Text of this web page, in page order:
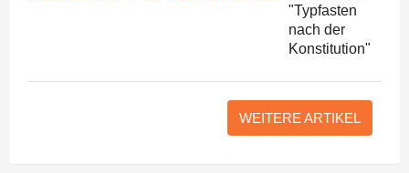
"Typfasten
nach der
Konstitution"
WEITERE ARTIKEL